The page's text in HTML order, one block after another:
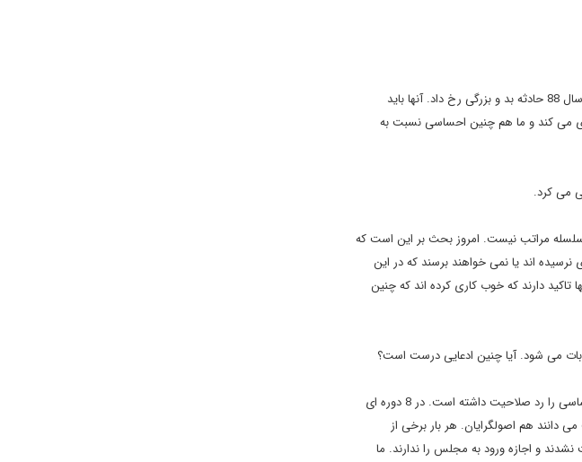
سن آنها برای ورود به انتخابات مجلس گذشته است. باید نسل جدیدی از آنها به فکر ورود به صحنه انتخابات باشند. سال 88 حادثه بد و بزرگی رخ داد. آنها باید
می کند و ما هم چنین احساسی نسبت به
سلسله مراتب نیست. امروز بحث بر این است که
نرسیده اند یا نمی خواهند برسند که در این
تاکید دارند که خوب کاری کرده اند که چنین
می شود. آیا چنین ادعایی درست است؟
اگر نگاهی به ادوار مختلف مجلس شورای اسلامی داشته باشید، متوجه می شوید شورای نگهبان از هر دو جریان اساسی را رد صلاحیت داشته است. در 8 دوره ای
هم اصولگرایان. هر بار برخی از
نماینده برای دوره بعد احراز صلاحیت نشدند و اجازه ورود به مجلس را ندارند. ما